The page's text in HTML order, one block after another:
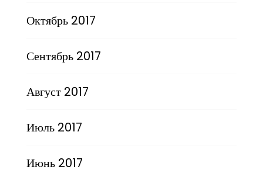
Октябрь 2017
Сентябрь 2017
Август 2017
Июль 2017
Июнь 2017